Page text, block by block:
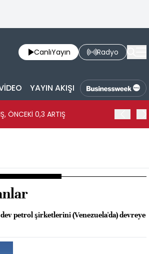
CanlıYayın Radyo
YAYIN AKIŞI
ÖNCEKİ 0,3 ARTIŞ
petrol şirketlerini (Venezuela'da) devreye